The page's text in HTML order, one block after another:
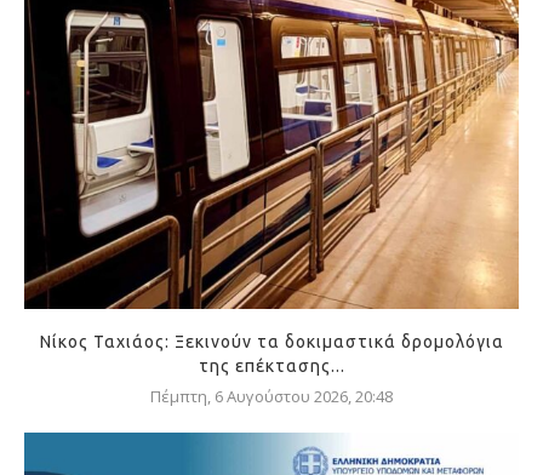
Νίκος Ταχιάος: Ξεκινούν τα δοκιμαστικά δρομολόγια
της επέκτασης...
Πέμπτη, 6 Αυγούστου 2026, 20:48